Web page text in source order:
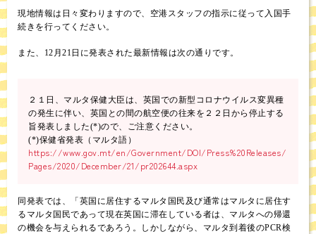
現地情報は日々変わりますので、空港スタッフの指示に従って入国手
続きを行ってください。
また、12月21日に発表された最新情報は次の通りです。
２１日、マルタ保健大臣は、英国での新型コロナウイルス変異種
の発生に伴い、英国との間の航空便の往来を２２日から停止する
旨発表しました(*)ので、ご注意ください。
(*)保健省発表（マルタ語）
https://www.gov.mt/en/Government/DOI/Press%20Releases/
Pages/2020/December/21/pr202644.aspx
同発表では、「英国に居住するマルタ国民及び通常はマルタに居住す
るマルタ国民であって現在英国に滞在している者は、マルタへの帰還
の機会を与えられるであろう。しかしながら、マルタ到着後のPCR検